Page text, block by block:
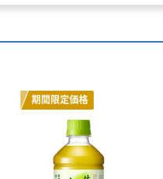
期間限定価格